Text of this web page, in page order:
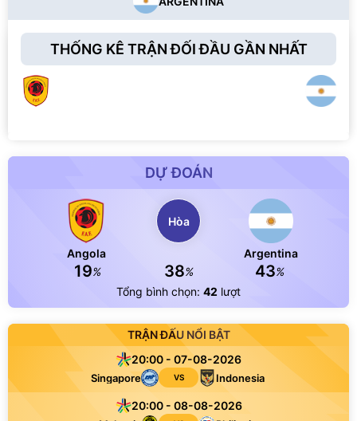
THỐNG KÊ TRẬN ĐỐI ĐẦU GẦN NHẤT
DỰ ĐOÁN
Angola
Hòa
Argentina
19% 38% 43%
Tổng bình chọn: 42 lượt
TRẬN ĐẤU NỔI BẬT
20:00 - 07-08-2026
Singapore VS Indonesia
20:00 - 08-08-2026